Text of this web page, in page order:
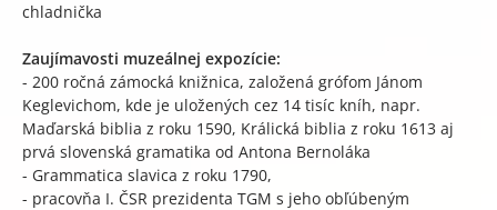
chladnička
Zaujímavosti muzeálnej expozície:
- 200 ročná zámocká knižnica, založená grófom Jánom
Keglevichom, kde je uložených cez 14 tisíc kníh, napr.
Maďarská biblia z roku 1590, Králická biblia z roku 1613 aj
prvá slovenská gramatika od Antona Bernoláka
- Grammatica slavica z roku 1790,
- pracovňa I. ČSR prezidenta TGM s jeho obľúbeným